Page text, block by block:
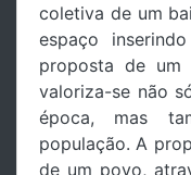
coletiva de um
espaço
proposta de um
valoriza-se não
época, mas
população. A
de um povo,